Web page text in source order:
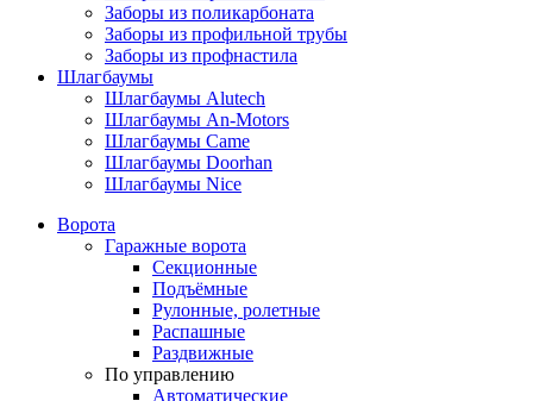
Заборы из поликарбоната
Заборы из профильной трубы
Заборы из профнастила
Шлагбаумы
Шлагбаумы Alutech
Шлагбаумы An-Motors
Шлагбаумы Came
Шлагбаумы Doorhan
Шлагбаумы Nice
Ворота
Гаражные ворота
Секционные
Подъёмные
Рулонные, ролетные
Распашные
Раздвижные
По управлению
Автоматические